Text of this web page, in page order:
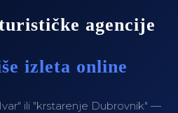
agencije
izleta online
ili "krstarenje Dubrovnik" —